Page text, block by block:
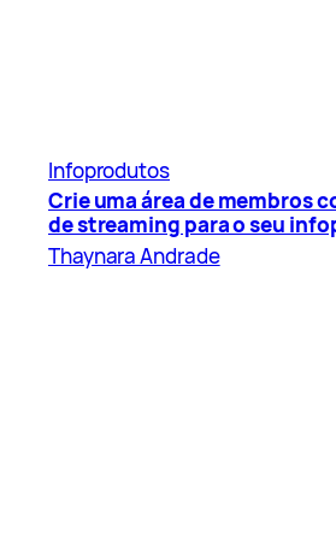
Infoprodutos
Crie uma área de membros
de streaming para o seu
Thaynara Andrade